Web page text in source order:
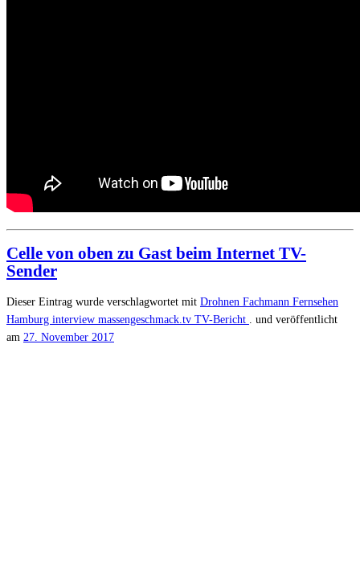
Celle von oben zu Gast beim Internet TV-
Sender
Dieser Eintrag wurde verschlagwortet mit Drohnen Fachmann Fernsehen
Hamburg interview massengeschmack.tv TV-Bericht . und veröffentlicht
am 27. November 2017